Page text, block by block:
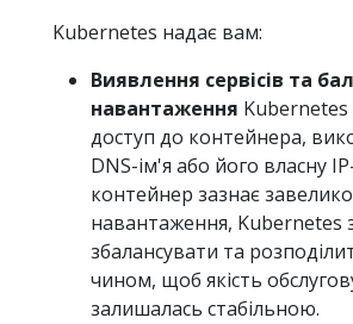
Kubernetes надає вам:
Виявлення сервісів та
навантаження
доступ до контейнера,
DNS-ім'я або його власну
контейнер зазнає
навантаження, Kubernetes
збалансувати та
чином, щоб якість
залишалась стабільною.